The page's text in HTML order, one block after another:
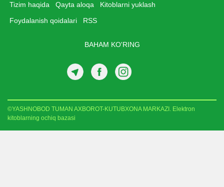
Tizim haqida Qayta aloqa
Kitoblarni yuklash
Foydalanish qoidalari
RSS
BAHAM KO'RING
©YASHNOBOD TUMAN AXBOROT-KUTUBXONA MARKAZI. Elektron
kitoblarning ochiq bazasi